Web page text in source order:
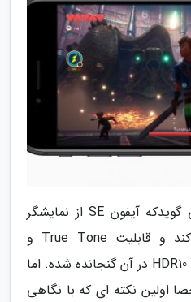
اپل در بیانیه خبری اش می گویدکه آیفون SE از نمایشگر
Retina HD استفاده می کند و قابلیت True Tone و
پشتیبانی از Dolby Vision و HDR10 در آن گنجانده شده. اما
اولین نکته ای که با نگاهی